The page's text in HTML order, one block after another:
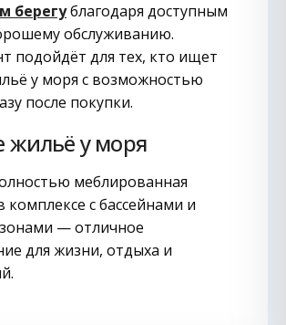
берегублагодаря доступным
обслуживанию.
подойдёт для тех, кто ищет
у моря с возможностью
после покупки.
жильё у моря
меблированная
комплексе с бассейнами и
— отличное
для жизни, отдыха и